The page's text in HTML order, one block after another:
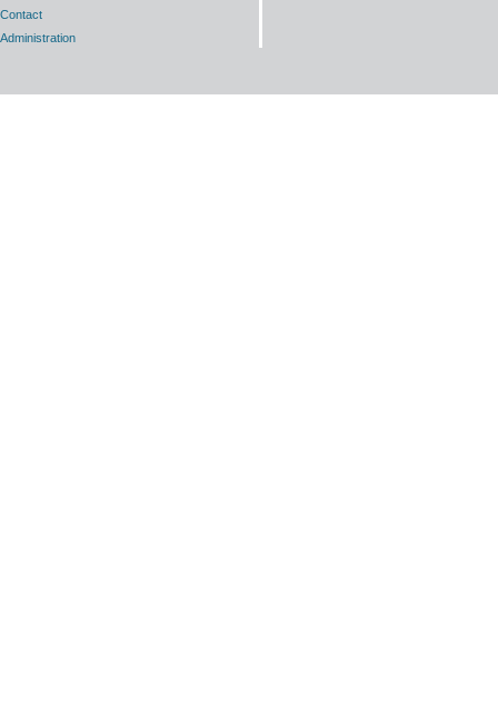
Contact
Administration